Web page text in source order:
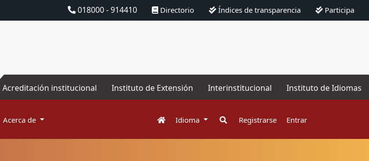
018000 - 914410 Directorio Índices de transparencia Participa
Acreditación institucional Instituto de Extensión Interinstitucional Instituto de Idiomas
Acerca de Idioma Registrarse Entrar